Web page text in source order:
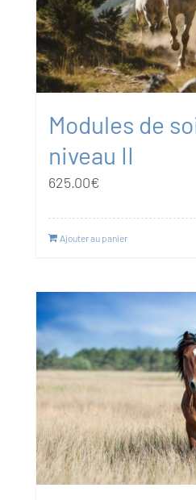
Modules de
niveau II
625.00€
Ajouter au panier